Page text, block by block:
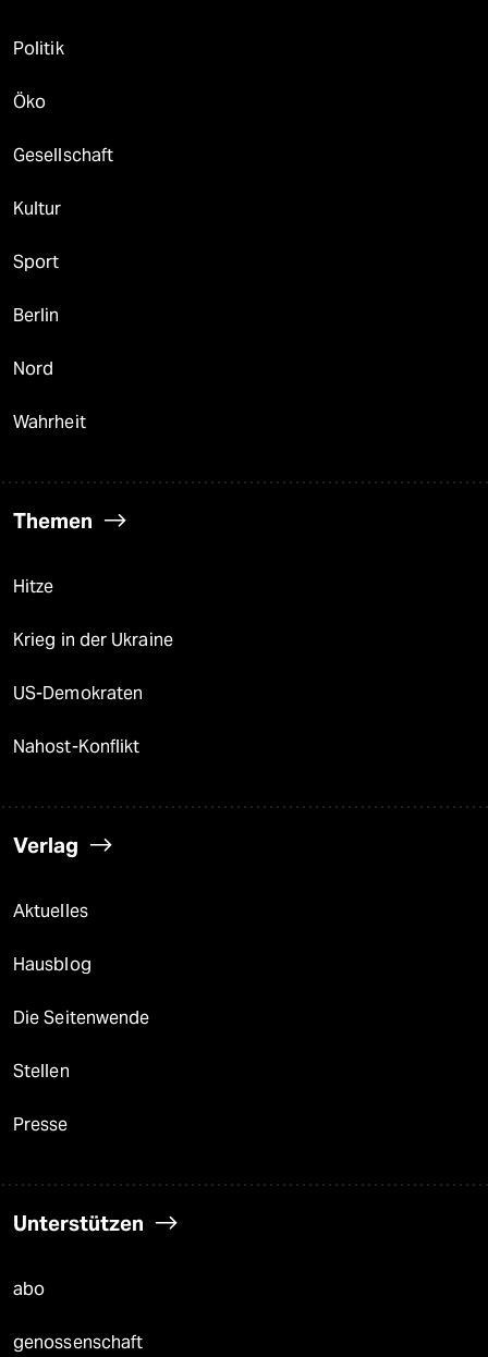
Politik
Öko
Gesellschaft
Kultur
Sport
Berlin
Nord
Wahrheit
Themen
Hitze
Krieg in der Ukraine
US-Demokraten
Nahost-Konflikt
Verlag
Aktuelles
Hausblog
Die Seitenwende
Stellen
Presse
Unterstützen
abo
genossenschaft